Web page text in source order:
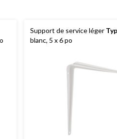
Support de service léger
blanc, 5 x 6 po